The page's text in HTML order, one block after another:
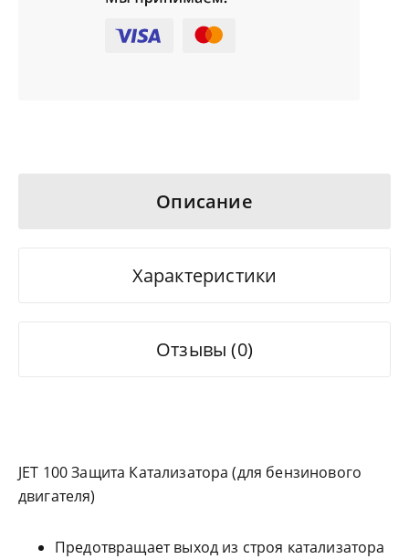
Описание
Характеристики
Отзывы (0)
JET 100 Защита Катализатора (для бензинового
двигателя)
Предотвращает выход из строя катализатора